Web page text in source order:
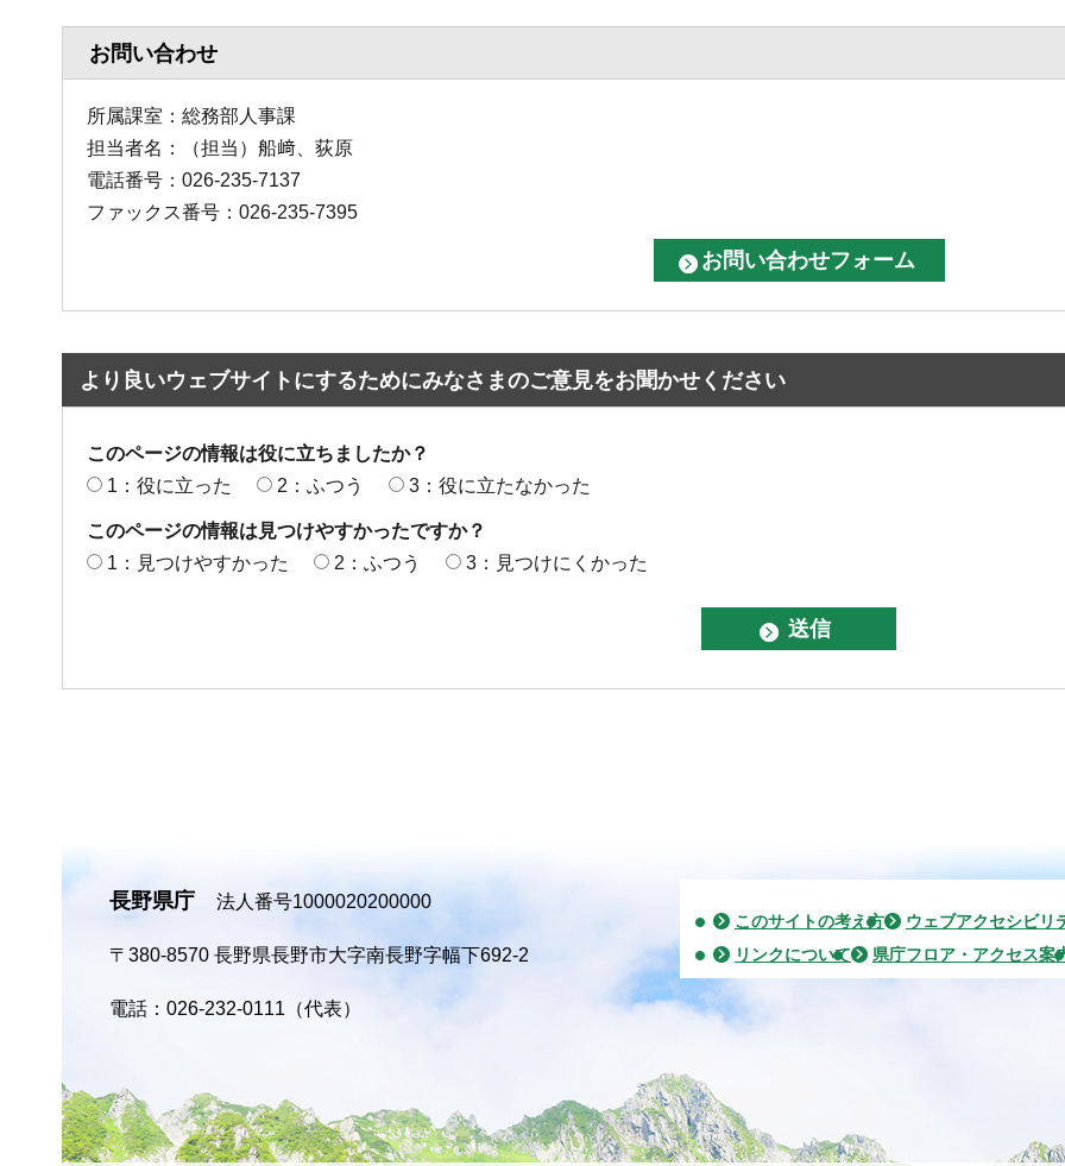
お問い合わせ
所属課室：総務部人事課
担当者名：（担当）船﨑、荻原
電話番号：026-235-7137
ファックス番号：026-235-7395
より良いウェブサイトにするためにみなさまのご意見をお聞かせください
このページの情報は役に立ちましたか？
1：役に立った
2：ふつう 3：役に立たなかった
このページの情報は見つけやすかったですか？
1：見つけやすかった
2：ふつう 3：見つけにくかった
長野県庁 法人番号1000020200000
〒380-8570 長野県長野市大字南長野字幅下692-2
電話：026-232-0111（代表）
このサイトの考え方
ウェブアクセシビリ
リンクについて
県庁フロア・アクセス案